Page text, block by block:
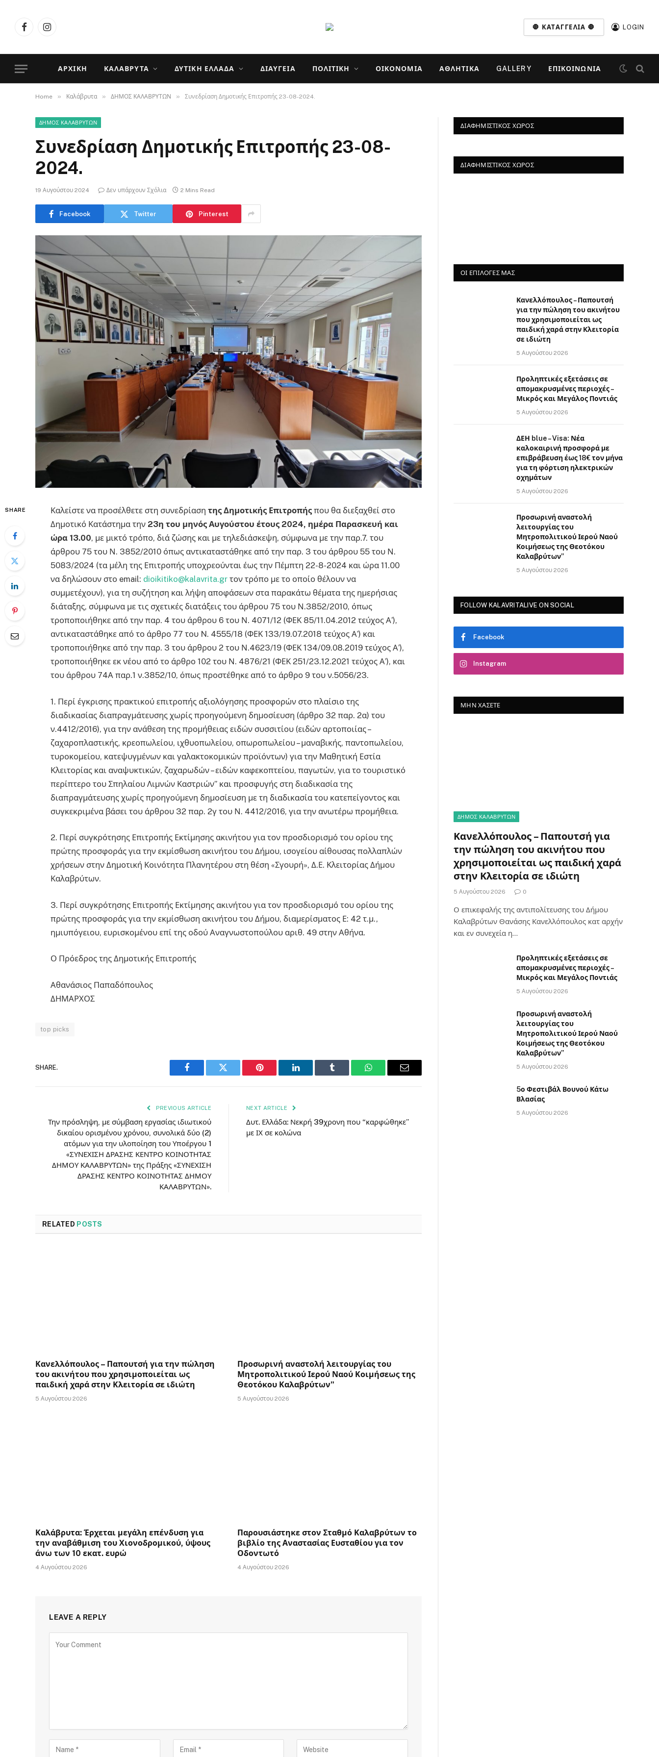
FacebookInstagram
🛑 ΚΑΤΑΓΓΕΛΊΑ 🛑 LOGIN
ΑΡΧΙΚΉ ΚΑΛΆΒΡΥΤΑ ΔΥΤΙΚΉ ΕΛΛΆΔΑ ΔΙΑΎΓΕΙΑ ΠΟΛΙΤΙΚΉ ΟΙΚΟΝΟΜΊΑ ΑΘΛΗΤΙΚΆ GALLERY ΕΠΙΚΟΙΝΩΝΊΑ
Home » Καλάβρυτα » ΔΗΜΟΣ ΚΑΛΑΒΡΥΤΩΝ » Συνεδρίαση Δημοτικής Επιτροπής 23-08-2024.
ΔΗΜΟΣ ΚΑΛΑΒΡΥΤΩΝ
Συνεδρίαση Δημοτικής Επιτροπής 23-08-
2024.
19 Αυγούστου 2024 Δεν υπάρχουν Σχόλια 2 Mins Read
Facebook Twitter Pinterest
SHARE Καλείστε να προσέλθετε στη συνεδρίαση της Δημοτικής Επιτροπής που θα διεξαχθεί στο
Δημοτικό Κατάστημα την 23η του μηνός Αυγούστου έτους 2024, ημέρα Παρασκευή και
ώρα 13.00, με μικτό τρόπο, διά ζώσης και με τηλεδιάσκεψη, σύμφωνα με την παρ.7. του
άρθρου 75 του Ν. 3852/2010 όπως αντικαταστάθηκε από την παρ. 3 του άρθρου 55 του Ν.
5083/2024 (τα μέλη της Επιτροπής υποχρεούνται έως την Πέμπτη 22-8-2024 και ώρα 11.00
να δηλώσουν στο email: dioikitiko@kalavrita.gr τον τρόπο με το οποίο θέλουν να
συμμετέχουν), για τη συζήτηση και λήψη αποφάσεων στα παρακάτω θέματα της ημερήσιας
διάταξης, σύμφωνα με τις σχετικές διατάξεις του άρθρου 75 του Ν.3852/2010, όπως
τροποποιήθηκε από την παρ. 4 του άρθρου 6 του Ν. 4071/12 (ΦΕΚ 85/11.04.2012 τεύχος Α’),
αντικαταστάθηκε από το άρθρο 77 του N. 4555/18 (ΦΕΚ 133/19.07.2018 τεύχος Α’) και
τροποποιήθηκε από την παρ. 3 του άρθρου 2 του Ν.4623/19 (ΦΕΚ 134/09.08.2019 τεύχος Α’),
τροποποιήθηκε εκ νέου από το άρθρο 102 του Ν. 4876/21 (ΦΕΚ 251/23.12.2021 τεύχος Α’), και
του άρθρου 74Α παρ.1 ν.3852/10, όπως προστέθηκε από το άρθρο 9 του ν.5056/23.
1. Περί έγκρισης πρακτικού επιτροπής αξιολόγησης προσφορών στο πλαίσιο της
διαδικασίας διαπραγμάτευσης χωρίς προηγούμενη δημοσίευση (άρθρο 32 παρ. 2α) του
ν.4412/2016), για την ανάθεση της προμήθειας ειδών συσσιτίου (ειδών αρτοποιίας –
ζαχαροπλαστικής, κρεοπωλείου, ιχθυοπωλείου, οπωροπωλείου – μαναβικής, παντοπωλείου,
τυροκομείου, κατεψυγμένων και γαλακτοκομικών προϊόντων) για την Μαθητική Εστία
Κλειτορίας και αναψυκτικών, ζαχαρωδών – ειδών καφεκοπτείου, παγωτών, για το τουριστικό
περίπτερο του Σπηλαίου Λιμνών Καστριών” και προσφυγής στη διαδικασία της
διαπραγμάτευσης χωρίς προηγούμενη δημοσίευση με τη διαδικασία του κατεπείγοντος και
συγκεκριμένα βάσει του άρθρου 32 παρ. 2γ του Ν. 4412/2016, για την ανωτέρω προμήθεια.
2. Περί συγκρότησης Επιτροπής Εκτίμησης ακινήτου για τον προσδιορισμό του ορίου της
πρώτης προσφοράς για την εκμίσθωση ακινήτου του Δήμου, ισογείου αίθουσας πολλαπλών
χρήσεων στην Δημοτική Κοινότητα Πλανητέρου στη θέση «Σγουρή», Δ.Ε. Κλειτορίας Δήμου
Καλαβρύτων.
3. Περί συγκρότησης Επιτροπής Εκτίμησης ακινήτου για τον προσδιορισμό του ορίου της
πρώτης προσφοράς για την εκμίσθωση ακινήτου του Δήμου, διαμερίσματος Ε: 42 τ.μ.,
ημιυπόγειου, ευρισκομένου επί της οδού Αναγνωστοπούλου αριθ. 49 στην Αθήνα.
Ο Πρόεδρος της Δημοτικής Επιτροπής
Αθανάσιος Παπαδόπουλος
ΔΗΜΑΡΧΟΣ
top picks
SHARE.
Facebook Twitter Pinterest LinkedIn Tumblr WhatsAppEmail
PREVIOUS ARTICLE
Την πρόσληψη, με σύμβαση εργασίας ιδιωτικού
δικαίου ορισμένου χρόνου, συνολικά δύο (2)
ατόμων για την υλοποίηση του Υποέργου 1
«ΣΥΝΕΧΙΣΗ ΔΡΑΣΗΣ ΚΕΝΤΡΟ ΚΟΙΝΟΤΗΤΑΣ
ΔΗΜΟΥ ΚΑΛΑΒΡΥΤΩΝ» της Πράξης «ΣΥΝΕΧΙΣΗ
ΔΡΑΣΗΣ ΚΕΝΤΡΟ ΚΟΙΝΟΤΗΤΑΣ ΔΗΜΟΥ
ΚΑΛΑΒΡΥΤΩΝ».
NEXT ARTICLE
Δυτ. Ελλάδα: Νεκρή 39χρονη που “καρφώθηκε”
με ΙΧ σε κολώνα
RELATED POSTS
Κανελλόπουλος – Παπουτσή για την πώληση
του ακινήτου που χρησιμοποιείται ως
παιδική χαρά στην Κλειτορία σε ιδιώτη
5 Αυγούστου 2026
Προσωρινή αναστολή λειτουργίας του
Μητροπολιτικού Ιερού Ναού Κοιμήσεως της
Θεοτόκου Καλαβρύτων”
5 Αυγούστου 2026
Καλάβρυτα: Έρχεται μεγάλη επένδυση για
την αναβάθμιση του Χιονοδρομικού, ύψους
άνω των 10 εκατ. ευρώ
4 Αυγούστου 2026
Παρουσιάστηκε στον Σταθμό Καλαβρύτων το
βιβλίο της Αναστασίας Ευσταθίου για τον
Οδοντωτό
4 Αυγούστου 2026
LEAVE A REPLY
ΔΙΑΦΗΜΙΣΤΙΚΌΣ ΧΏΡΟΣ
ΔΙΑΦΗΜΙΣΤΙΚΌΣ ΧΏΡΟΣ
ΟΙ ΕΠΙΛΟΓΈΣ ΜΑΣ
Κανελλόπουλος – Παπουτσή
για την πώληση του ακινήτου
που χρησιμοποιείται ως
παιδική χαρά στην Κλειτορία
σε ιδιώτη
5 Αυγούστου 2026
Προληπτικές εξετάσεις σε
απομακρυσμένες περιοχές –
Μικρός και Μεγάλος Ποντιάς
5 Αυγούστου 2026
ΔΕΗ blue – Visa: Νέα
καλοκαιρινή προσφορά με
επιβράβευση έως 18€ τον μήνα
για τη φόρτιση ηλεκτρικών
οχημάτων
5 Αυγούστου 2026
Προσωρινή αναστολή
λειτουργίας του
Μητροπολιτικού Ιερού Ναού
Κοιμήσεως της Θεοτόκου
Καλαβρύτων”
5 Αυγούστου 2026
FOLLOW KALAVRITALIVE ON SOCIAL
Facebook
Instagram
ΜΗΝ ΧΆΣΕΤΕ
ΔΗΜΟΣ ΚΑΛΑΒΡΥΤΩΝ
Κανελλόπουλος – Παπουτσή για
την πώληση του ακινήτου που
χρησιμοποιείται ως παιδική χαρά
στην Κλειτορία σε ιδιώτη
5 Αυγούστου 2026 0
Ο επικεφαλής της αντιπολίτευσης του Δήμου
Καλαβρύτων Θανάσης Κανελλόπουλος κατ αρχήν
και εν συνεχεία η…
Προληπτικές εξετάσεις σε
απομακρυσμένες περιοχές –
Μικρός και Μεγάλος Ποντιάς
5 Αυγούστου 2026
Προσωρινή αναστολή
λειτουργίας του
Μητροπολιτικού Ιερού Ναού
Κοιμήσεως της Θεοτόκου
Καλαβρύτων”
5 Αυγούστου 2026
5ο Φεστιβάλ Βουνού Κάτω
Βλασίας
5 Αυγούστου 2026